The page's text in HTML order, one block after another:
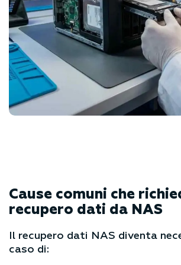
Cause comuni che
recupero dati da NAS
Il recupero dati NAS diventa
caso di: